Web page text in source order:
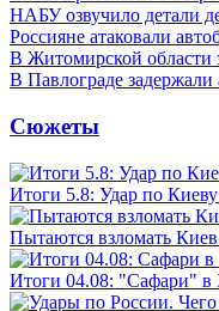
НАБУ озвучило детали
Россияне атаковали
В Житомирской области
В Павлограде
Сюжеты
Итоги 5.8: Удар по
Пытаются взломать
Итоги 04.08: "Сафари" в